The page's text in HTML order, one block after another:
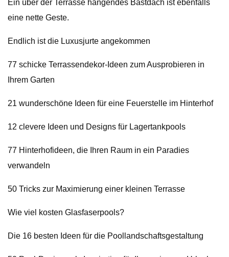
Ein über der Terrasse hängendes Bastdach ist ebenfalls
eine nette Geste.
Endlich ist die Luxusjurte angekommen
77 schicke Terrassendekor-Ideen zum Ausprobieren in
Ihrem Garten
21 wunderschöne Ideen für eine Feuerstelle im Hinterhof
12 clevere Ideen und Designs für Lagertankpools
77 Hinterhofideen, die Ihren Raum in ein Paradies
verwandeln
50 Tricks zur Maximierung einer kleinen Terrasse
Wie viel kosten Glasfaserpools?
Die 16 besten Ideen für die Poollandschaftsgestaltung